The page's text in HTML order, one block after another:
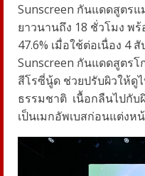
Sunscreen กันแดดสูตร
ยาวนานถึง 18 ชั่วโมง พ
47.6% เมื่อใช้ต่อเนื่อง 4สั
Sunscreen กันแดดสูตรโ
สีโรซี่นู้ด ช่วยปรับผิวให้ดู
ธรรมชาติ เนื้อกลืนไปกับ
เป็นเมกอัพเบสก่อนแต่งห